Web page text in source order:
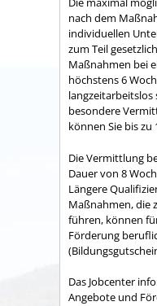
nach dem
individuellen
zum Teil
Maßnahmen bei
höchstens 6
besondere
können Sie bis
Die Vermittlung
Dauer von 8
Längere
Maßnahmen, die
führen, können
Förderung
Das Jobcenter
Angebote und